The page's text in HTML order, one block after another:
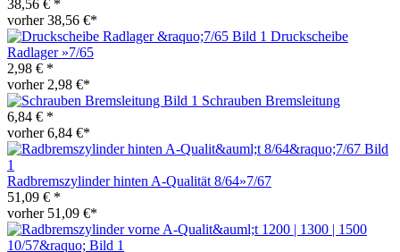
38,56 € *
vorher 38,56 €*
Druckscheibe
Radlager »7/65
2,98 € *
vorher 2,98 €*
Schrauben Bremsleitung
6,84 € *
vorher 6,84 €*
Radbremszylinder hinten A-Qualität 8/64»7/67
51,09 € *
vorher 51,09 €*